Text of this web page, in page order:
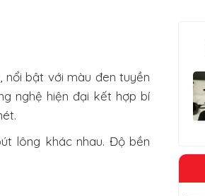
bật với màu đen tuyền
nghệ hiện đại kết hợp bí
lông khác nhau. Độ bền